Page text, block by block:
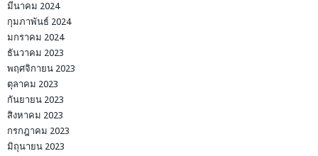
มีนาคม 2024
กุมภาพันธ์ 2024
มกราคม 2024
ธันวาคม 2023
พฤศจิกายน 2023
ตุลาคม 2023
กันยายน 2023
สิงหาคม 2023
กรกฎาคม 2023
มิถุนายน 2023